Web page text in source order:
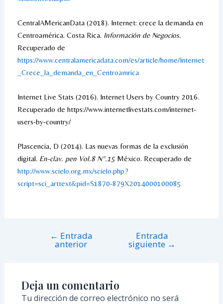
CentralAMericanData (2018). Internet: crece la demanda en
Centroamérica. Costa Rica. Información de Negocios.
Recuperado de
https://www.centralamericadata.com/es/article/home/Internet
_Crece_la_demanda_en_Centroamrica
Internet Live Stats (2016). Internet Users by Country 2016.
Recuperado de https://www.internetlivestats.com/internet-
users-by-country/
Plascencia, D (2014). Las nuevas formas de la exclusión
digital. En-clav. pen Vol.8 N°.15México. Recuperado de
http://www.scielo.org.mx/scielo.php?
script=sci_arttext&pid=S1870-879X2014000100085
← Entrada
anterior
Entrada
siguiente →
Deja un comentario
Tu dirección de correo electrónico no será